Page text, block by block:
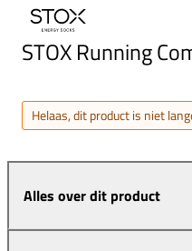
STOX Running
Helaas, dit product is niet
Alles over dit product